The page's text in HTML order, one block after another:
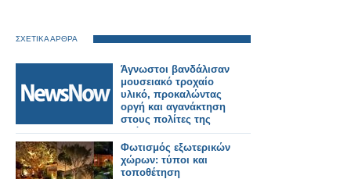
ΣΧΕΤΙΚΑ ΑΡΘΡΑ
Άγνωστοι βανδάλισαν
μουσειακό τροχαίο
υλικό, προκαλώντας
οργή και αγανάκτηση
στους πολίτες της
Δράμας.
Φωτισμός εξωτερικών
χώρων: τύποι και
τοποθέτηση